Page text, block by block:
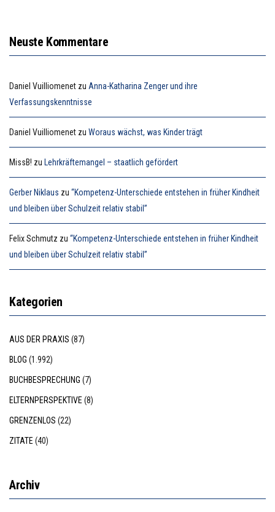
Neuste Kommentare
Daniel Vuilliomenet zu Anna-Katharina Zenger und ihre
Verfassungskenntnisse
Daniel Vuilliomenet zu Woraus wächst, was Kinder trägt
MissB! zu Lehrkräftemangel – staatlich gefördert
Gerber Niklaus zu “Kompetenz-Unterschiede entstehen in früher Kindheit
und bleiben über Schulzeit relativ stabil”
Felix Schmutz zu “Kompetenz-Unterschiede entstehen in früher Kindheit
und bleiben über Schulzeit relativ stabil”
Kategorien
AUS DER PRAXIS (87)
BLOG (1.992)
BUCHBESPRECHUNG (7)
ELTERNPERSPEKTIVE(8)
GRENZENLOS (22)
ZITATE(40)
Archiv